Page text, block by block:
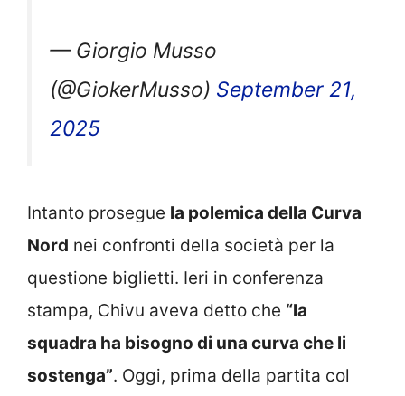
— Giorgio Musso
(@GiokerMusso) September 21,
2025
Intanto prosegue la polemica della Curva
Nord nei confronti della società per la
questione biglietti. Ieri in conferenza
stampa, Chivu aveva detto che “la
squadra ha bisogno di una curva che li
sostenga”. Oggi, prima della partita col